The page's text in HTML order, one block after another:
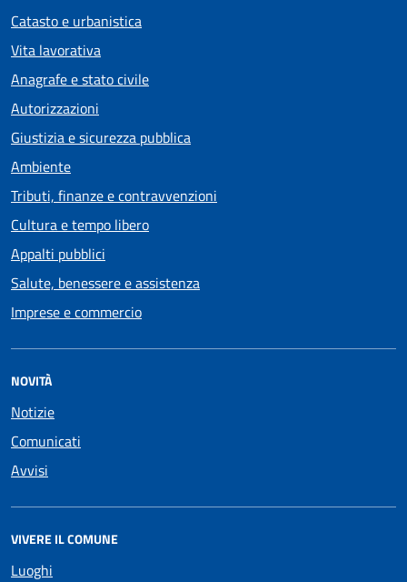
Catasto e urbanistica
Vita lavorativa
Anagrafe e stato civile
Autorizzazioni
Giustizia e sicurezza pubblica
Ambiente
Tributi, finanze e contravvenzioni
Cultura e tempo libero
Appalti pubblici
Salute, benessere e assistenza
Imprese e commercio
NOVITÀ
Notizie
Comunicati
Avvisi
VIVERE IL COMUNE
Luoghi